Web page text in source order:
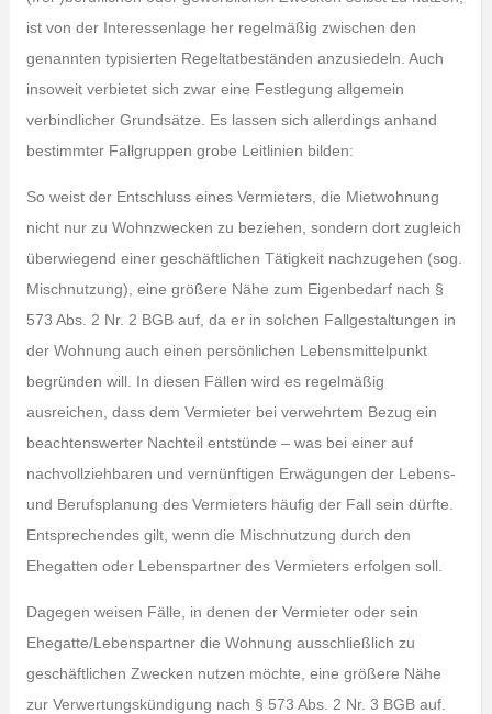
ist von der Interessenlage her regelmäßig zwischen den
genannten typisierten Regeltatbeständen anzusiedeln. Auch
insoweit verbietet sich zwar eine Festlegung allgemein
verbindlicher Grundsätze. Es lassen sich allerdings anhand
bestimmter Fallgruppen grobe Leitlinien bilden:
So weist der Entschluss eines Vermieters, die Mietwohnung
nicht nur zu Wohnzwecken zu beziehen, sondern dort zugleich
überwiegend einer geschäftlichen Tätigkeit nachzugehen (sog.
Mischnutzung), eine größere Nähe zum Eigenbedarf nach §
573 Abs. 2 Nr. 2 BGB auf, da er in solchen Fallgestaltungen in
der Wohnung auch einen persönlichen Lebensmittelpunkt
begründen will. In diesen Fällen wird es regelmäßig
ausreichen, dass dem Vermieter bei verwehrtem Bezug ein
beachtenswerter Nachteil entstünde – was bei einer auf
nachvollziehbaren und vernünftigen Erwägungen der Lebens-
und Berufsplanung des Vermieters häufig der Fall sein dürfte.
Entsprechendes gilt, wenn die Mischnutzung durch den
Ehegatten oder Lebenspartner des Vermieters erfolgen soll.
Dagegen weisen Fälle, in denen der Vermieter oder sein
Ehegatte/Lebenspartner die Wohnung ausschließlich zu
geschäftlichen Zwecken nutzen möchte, eine größere Nähe
zur Verwertungskündigung nach § 573 Abs. 2 Nr. 3 BGB auf.